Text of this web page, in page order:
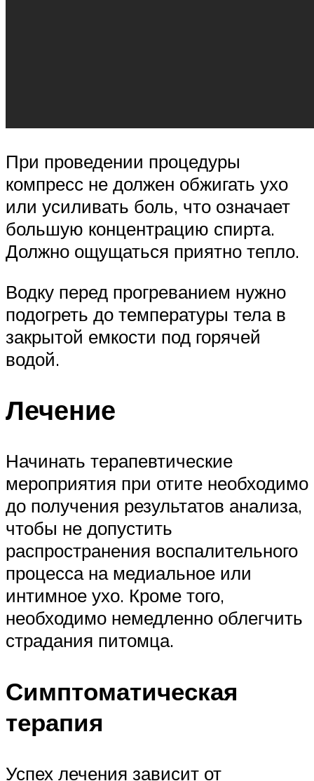
При проведении процедуры
компресс не должен обжигать ухо
или усиливать боль, что означает
большую концентрацию спирта.
Должно ощущаться приятно тепло.
Водку перед прогреванием нужно
подогреть до температуры тела в
закрытой емкости под горячей
водой.
Лечение
Начинать терапевтические
мероприятия при отите необходимо
до получения результатов анализа,
чтобы не допустить
распространения воспалительного
процесса на медиальное или
интимное ухо. Кроме того,
необходимо немедленно облегчить
страдания питомца.
Симптоматическая
терапия
Успех лечения зависит от